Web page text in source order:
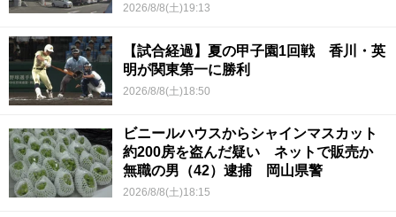
2026/8/8(土)19:13
【試合経過】夏の甲子園1回戦 香川・英
明が関東第一に勝利
2026/8/8(土)18:50
ビニールハウスからシャインマスカット
約200房を盗んだ疑い ネットで販売か
無職の男（42）逮捕 岡山県警
2026/8/8(土)18:15